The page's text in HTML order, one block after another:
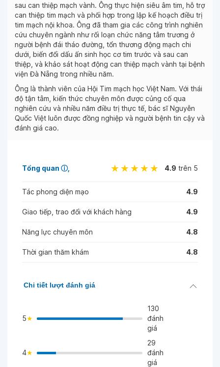
sau can thiệp mạch vành. Ông thực hiện siêu âm tim, hỗ trợ
can thiệp tim mạch và phối hợp trong lập kế hoạch điều trị
tim mạch nội khoa. Ông đã tham gia các công trình nghiên
cứu chuyên ngành như rối loạn chức năng tâm trương ở
người bệnh đái tháo đường, tổn thương động mạch chi
dưới, biến đổi dấu ấn sinh học cơ tim trước và sau can
thiệp, và khảo sát hoạt động can thiệp mạch vành tại bệnh
viện Đà Nẵng trong nhiều năm.
Ông là thành viên của Hội Tim mạch học Việt Nam. Với thái
độ tận tâm, kiến thức chuyên môn được củng cố qua
nghiên cứu và nhiều năm điều trị thực tế, bác sĩ Nguyễn
Quốc Việt luôn được đồng nghiệp và người bệnh tin cậy và
đánh giá cao.
Tổng quan ⓘ 4.9 trên 5
Tác phong diện mạo 4.9
Giao tiếp, trao đổi với khách hàng 4.9
Năng lực chuyên môn 4.8
Thời gian thăm khám 4.8
Chi tiết lượt đánh giá
5
130
đánh
giá
4 >
29
đánh
giá